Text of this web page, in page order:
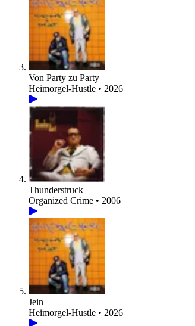
Von Party zu Party
Heimorgel-Hustle • 2026
Thunderstruck
Organized Crime • 2006
Jein
Heimorgel-Hustle • 2026